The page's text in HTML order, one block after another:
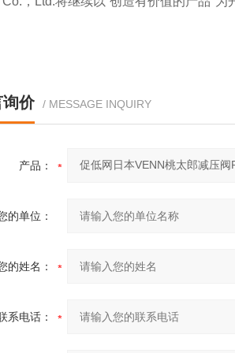
询价 / MESSAGE INQUIRY
产品：
的单位：
的姓名：
系电话：